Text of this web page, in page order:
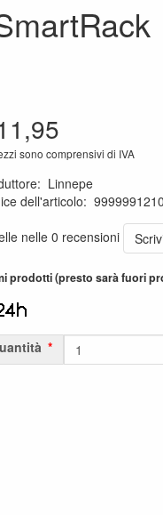
sono comprensivi di IVA
: Linnepe
dell'articolo:
nelle 0 recensioni
prodotti (presto sarà fuori